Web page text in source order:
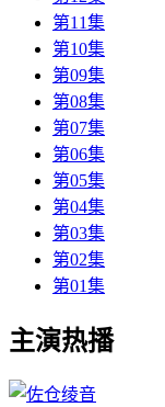
第11集
第10集
第09集
第08集
第07集
第06集
第05集
第04集
第03集
第02集
第01集
主演热播